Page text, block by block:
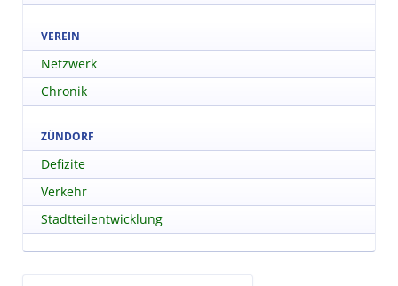
VEREIN
Netzwerk
Chronik
ZÜNDORF
Defizite
Verkehr
Stadtteilentwicklung